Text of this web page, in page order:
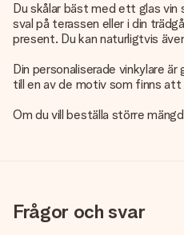
Du skålar bäst med ett glas
sval på terassen eller i din
present. Du kan naturligtvis
Din personaliserade vinkylare
till en av de motiv som finns att
Om du vill beställa större
Frågor och svar